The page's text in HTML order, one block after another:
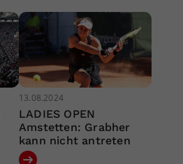
13.08.2024
LADIES OPEN
Amstetten: Grabher
kann nicht antreten